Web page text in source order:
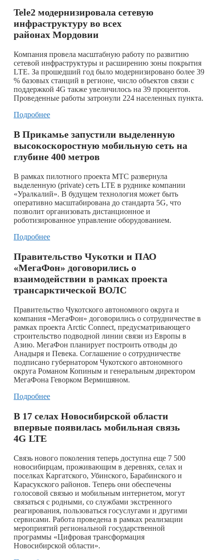
Tele2 модернизировала сетевую
инфраструктуру во всех
районах Мордовии
Компания провела масштабную работу по развитию
сетевой инфраструктуры и расширению зоны покрытия
LTE. За прошедший год было модернизировано более 39
% базовых станций в регионе, число объектов связи с
поддержкой 4G также увеличилось на 39 процентов.
Проведенные работы затронули 224 населенных пункта.
Подробнее
В Прикамье запустили выделенную
высокоскоростную мобильную сеть на
глубине 400 метров
В рамках пилотного проекта МТС развернула
выделенную (private) сеть LTE в руднике компании
«Уралкалий». В будущем технология может быть
оперативно масштабирована до стандарта 5G, что
позволит организовать дистанционное и
роботизированное управление оборудованием.
Подробнее
Правительство Чукотки и ПАО
«МегаФон» договорились о
взаимодействии в рамках проекта
трансарктической ВОЛС
Правительство Чукотского автономного округа и
компания «МегаФон» договорились о сотрудничестве в
рамках проекта Arctic Connect, предусматривающего
строительство подводной линии связи из Европы в
Азию. МегаФон планирует построить отводы до
Анадыря и Певека. Соглашение о сотрудничестве
подписано губернатором Чукотского автономного
округа Романом Копиным и генеральным директором
МегаФона Геворком Вермишяном.
Подробнее
В 17 селах Новосибирской области
впервые появилась мобильная связь
4G LTE
Связь нового поколения теперь доступна еще 7 500
новосибирцам, проживающим в деревнях, селах и
поселках Каргатского, Убинского, Барабинского и
Карасукского районов. Теперь они обеспечены
голосовой связью и мобильным интернетом, могут
связаться с родными, со службами экстренного
реагирования, пользоваться госуслугами и другими
сервисами. Работа проведена в рамках реализации
мероприятий региональной государственной
программы «Цифровая трансформация
Новосибирской области».